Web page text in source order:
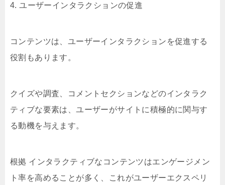
4. ユーザーインタラクションの促進
コンテンツは、ユーザーインタラクションを促進する
役割もあります。
クイズや調査、コメントセクションなどのインタラク
ティブな要素は、ユーザーがサイトに積極的に関与す
る動機を与えます。
根拠 インタラクティブなコンテンツはエンゲージメン
ト率を高めることが多く、これがユーザーエクスペリ